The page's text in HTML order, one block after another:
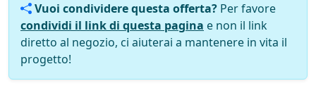
Vuoi condividere questa offerta? Per favore
condividi il link di questa pagina e non il link
diretto al negozio, ci aiuterai a mantenere in vita il
progetto!